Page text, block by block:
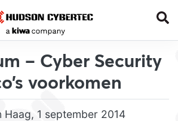
– Cyber Security
voorkomen
Haag, 1 september 2014